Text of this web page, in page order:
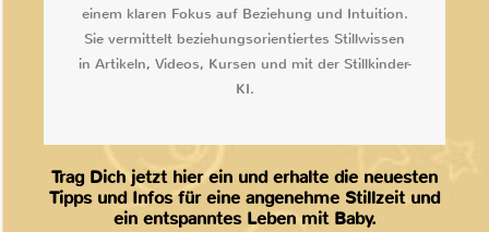
einem klaren Fokus auf Beziehung und Intuition.
Sie vermittelt beziehungsorientiertes Stillwissen
in Artikeln, Videos, Kursen und mit der Stillkinder-
KI.
Trag Dich jetzt hier ein und erhalte die neuesten
Tipps und Infos für eine angenehme Stillzeit und
ein entspanntes Leben mit Baby.